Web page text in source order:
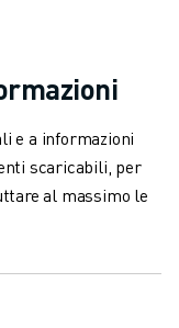
e a informazioni
scaricabili, per
al massimo le